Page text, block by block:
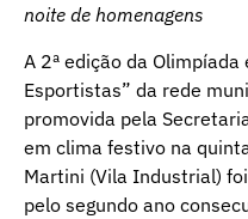
noite de homenagens
A 2ª edição da
Esportistas” da rede
promovida pela
em clima festivo na
Martini (Vila Industrial)
pelo segundo ano